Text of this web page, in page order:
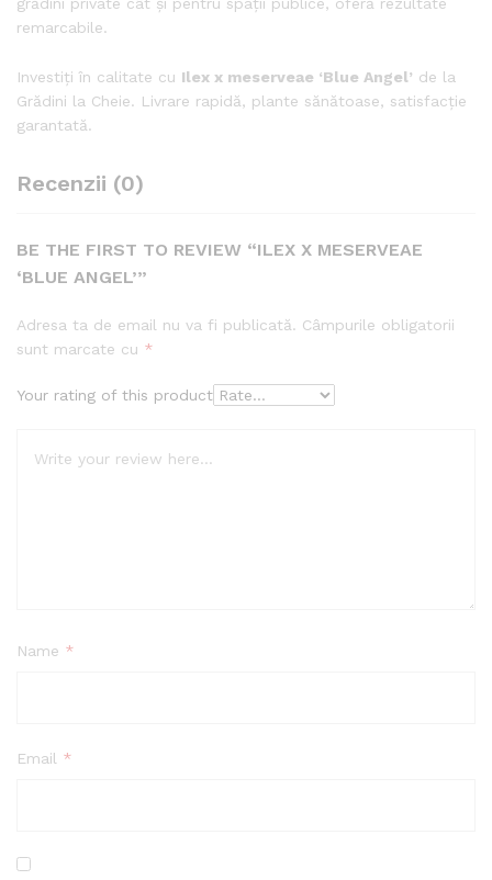
remarcabile.
Investiți în calitate cu Ilex x meserveae ‘Blue Angel’ de la
Grădini la Cheie. Livrare rapidă, plante sănătoase, satisfacție
garantată.
Recenzii (0)
BE THE FIRST TO REVIEW “ILEX X MESERVEAE
‘BLUE ANGEL’”
Adresa ta de email nu va fi publicată. Câmpurile obligatorii
sunt marcate cu *
Your rating of this product
Name *
Email *